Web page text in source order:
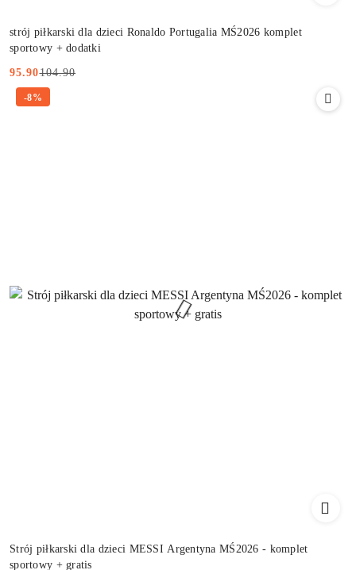
strój piłkarski dla dzieci Ronaldo Portugalia MŚ2026 komplet
sportowy + dodatki
promocyjna:
95.90
przed
104.90
Strój piłkarski dla dzieci MESSI Argentyna MŚ2026 - komplet
sportowy + gratis
-8%